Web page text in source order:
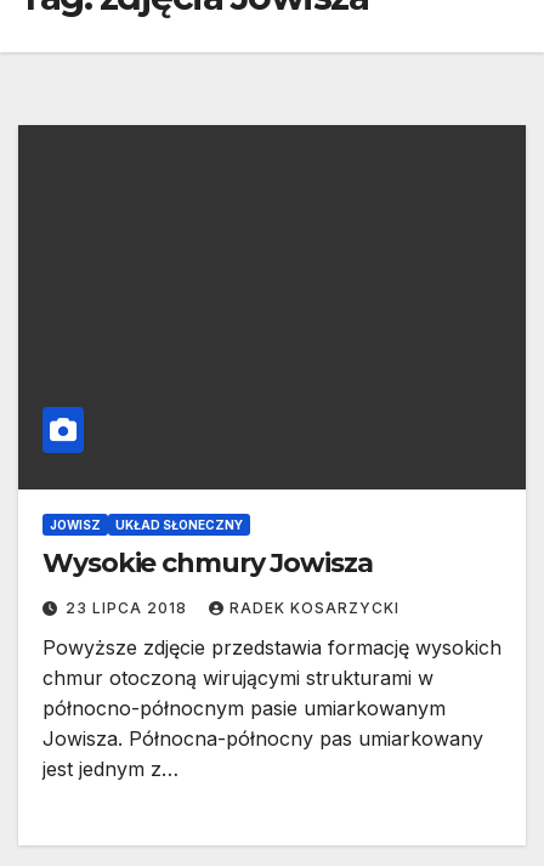
JOWISZ UKŁAD SŁONECZNY
Wysokie chmury Jowisza
23 LIPCA 2018 RADEK KOSARZYCKI
Powyższe zdjęcie przedstawia formację wysokich
chmur otoczoną wirującymi strukturami w
północno-północnym pasie umiarkowanym
Jowisza. Północna-północny pas umiarkowany
jest jednym z…